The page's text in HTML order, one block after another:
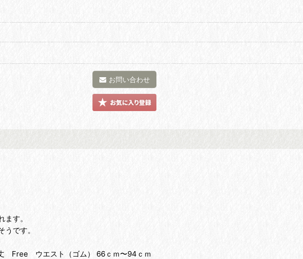
お問い合わせ
す。
です。
ウエスト（ゴム） 66ｃｍ〜94ｃｍ